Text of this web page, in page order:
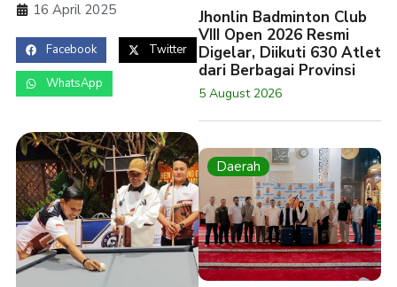
16 April 2025
Facebook Twitter
WhatsApp
Jhonlin Badminton Club
VIII Open 2026 Resmi
Digelar, Diikuti 630 Atlet
dari Berbagai Provinsi
5 August 2026
Daerah